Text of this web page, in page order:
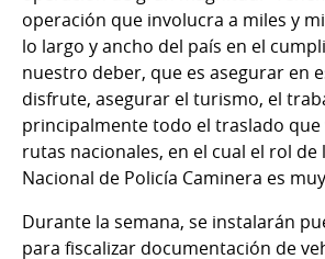
operación que involucra a miles y
lo largo y ancho del país en el
nuestro deber, que es asegurar en
disfrute, asegurar el turismo, el
principalmente todo el traslado que
rutas nacionales, en el cual el rol de
Nacional de Policía Caminera es
Durante la semana, se instalarán
para fiscalizar documentación de